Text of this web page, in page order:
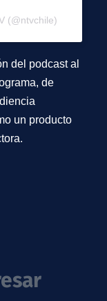
(@ntvchile)
del podcast al
de
un producto